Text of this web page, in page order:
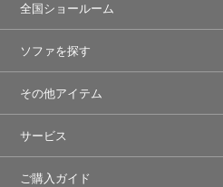
全国ショールーム
ソファを探す
その他アイテム
サービス
ご購入ガイド